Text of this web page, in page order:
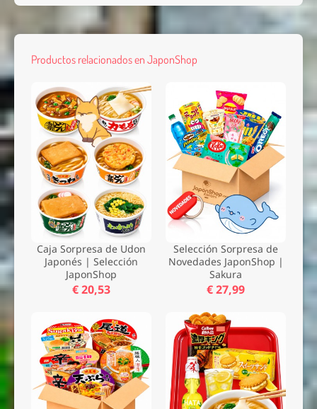
Productos relacionados en JaponShop
Caja Sorpresa de Udon
Japonés | Selección
JaponShop
€ 20,53
Selección Sorpresa de
Novedades JaponShop |
Sakura
€ 27,99